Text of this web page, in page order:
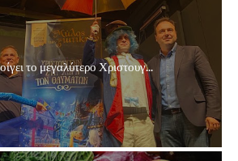
το μεγαλύτερο Χριστουγ...